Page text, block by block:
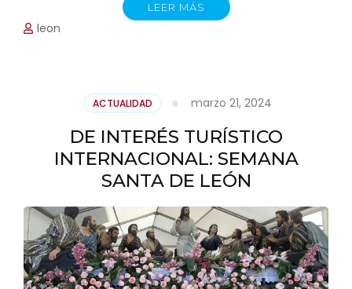
LEER MÁS
leon
ACTUALIDAD marzo 21, 2024
DE INTERÉS TURÍSTICO
INTERNACIONAL: SEMANA
SANTA DE LEÓN